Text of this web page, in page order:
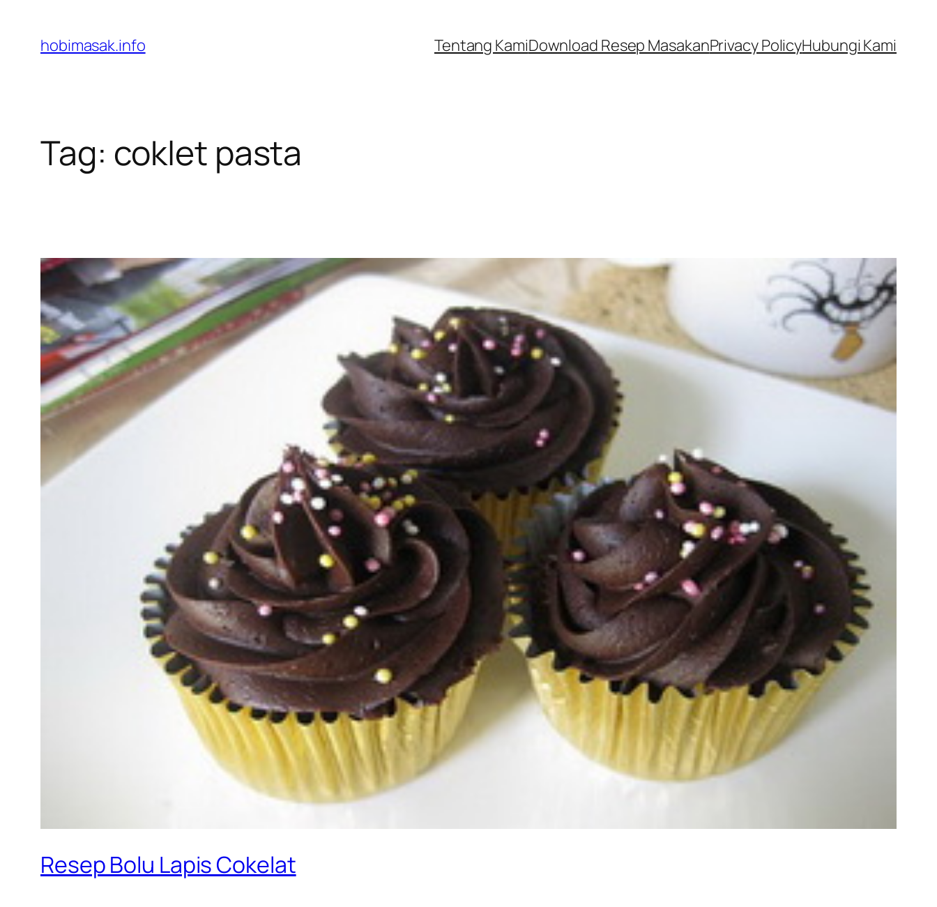
content
hobimasak.info Tentang KamiDownload Resep MasakanPrivacy PolicyHubungi Kami
Tag: coklet pasta
Resep Bolu Lapis Cokelat